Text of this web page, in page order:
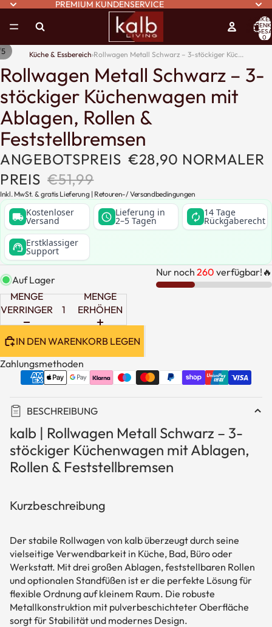
PREMIUM KUNDENSERVICE
0
Küche & Essbereich›Rollwagen Metall Schwarz – 3-stöckiger Küc...
5
Rollwagen Metall Schwarz – 3-
stöckiger Küchenwagen mit
Ablagen, Rollen &
Feststellbremsen
ANGEBOTSPREIS €28,90 NORMALER
PREIS €51,99
Inkl. MwSt. & gratis Lieferung | Retouren-/Versandbedingungen
local_shipping Kostenloser
Versand schedule Lieferung in
2–5 Tagen autorenew 14 Tage
Rückgaberecht
support_agent Erstklassiger
Support
Auf Lager
Nur noch 260 verfügbar!🔥
MENGE
VERRINGERN
MENGE
ERHÖHEN
IN DEN WARENKORB LEGEN
Zahlungsmethoden
BESCHREIBUNG
kalb | Rollwagen Metall Schwarz – 3-
stöckiger Küchenwagen mit Ablagen,
Rollen & Feststellbremsen
Kurzbeschreibung
Der stabile Rollwagen von kalb überzeugt durch seine
vielseitige Verwendbarkeit in Küche, Bad, Büro oder
Werkstatt. Mit drei großen Ablagen, feststellbaren Rollen
und optionalen Standfüßen ist er die perfekte Lösung für
flexible Ordnung auf kleinem Raum. Die robuste
Metallkonstruktion mit pulverbeschichteter Oberfläche
sorgt für Stabilität und modernes Design.